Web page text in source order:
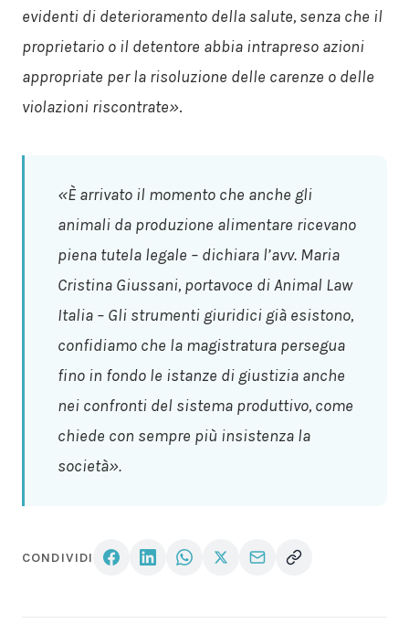
evidenti di deterioramento della salute, senza che il
proprietario o il detentore abbia intrapreso azioni
appropriate per la risoluzione delle carenze o delle
violazioni riscontrate».
«È arrivato il momento che anche gli
animali da produzione alimentare ricevano
piena tutela legale – dichiara l’avv. Maria
Cristina Giussani, portavoce di Animal Law
Italia – Gli strumenti giuridici già esistono,
confidiamo che la magistratura persegua
fino in fondo le istanze di giustizia anche
nei confronti del sistema produttivo, come
chiede con sempre più insistenza la
società».
CONDIVIDI